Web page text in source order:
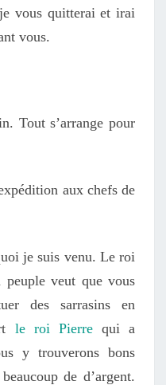
vous quitterai et irai
vous.
Tout s’arrange pour
aux chefs de
je suis venu. Le roi
peuple veut que vous
des sarrasins en
le roi Pierrequi a
y trouverons bons
de d’argent.